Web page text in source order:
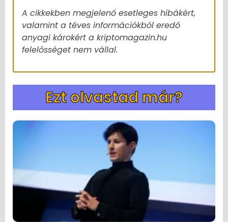
A cikkekben megjelenő esetleges hibákért,
valamint a téves információkból eredő
anyagi károkért a kriptomagazin.hu
felelősséget nem vállal.
Ezt olvastad már?